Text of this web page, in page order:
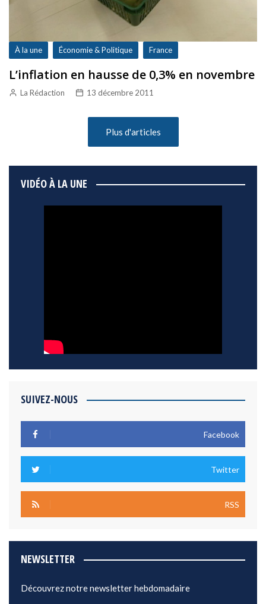
À la une Économie & Politique France
L’inflation en hausse de 0,3% en novembre
La Rédaction 13 décembre 2011
Plus d'articles
VIDÉO À LA UNE
SUIVEZ-NOUS
Facebook
Twitter
RSS
NEWSLETTER
Découvrez notre newsletter hebdomadaire